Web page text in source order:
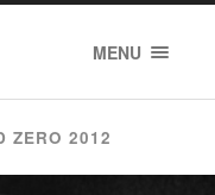
MENU
ZERO 2012